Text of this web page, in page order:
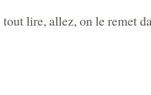
tout lire, allez, on le remet